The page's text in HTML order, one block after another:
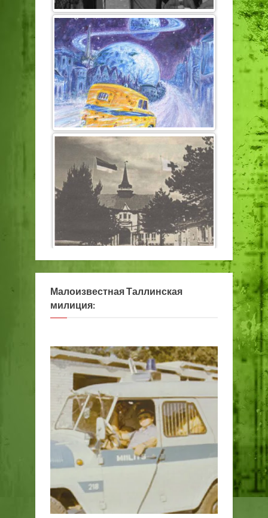
Малоизвестная Таллинская
милиция: